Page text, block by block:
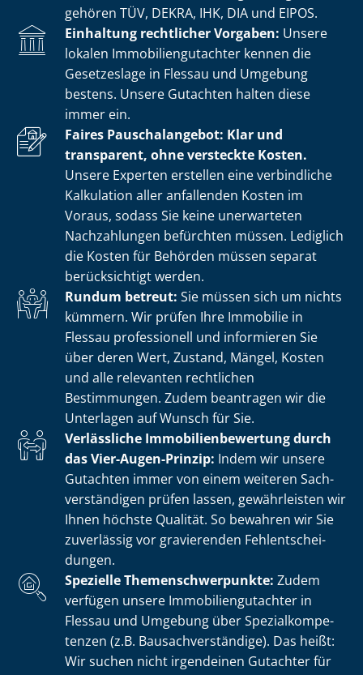
gehören TÜV, DEKRA, IHK, DIA und EIPOS.
Einhaltung rechtlicher Vorgaben: Unsere
lokalen Im­mo­bi­li­en­gut­ach­ter kennen die
Gesetzeslage in Flessau und Umgebung
bestens. Unsere Gutachten halten diese
immer ein.
Faires Pauschalangebot: Klar und
transparent, ohne versteckte Kosten.
Unsere Experten erstellen eine verbindliche
Kalkulation aller anfallenden Kosten im
Voraus, sodass Sie keine unerwarteten
Nachzahlungen befürchten müssen. Lediglich
die Kosten für Behörden müssen separat
berücksichtigt werden.
Rundum betreut: Sie müssen sich um nichts
kümmern. Wir prüfen Ihre Immobilie in
Flessau professionell und informieren Sie
über deren Wert, Zustand, Mängel, Kosten
und alle relevanten rechtlichen
Bestimmungen. Zudem beantragen wir die
Unterlagen auf Wunsch für Sie.
Verlässliche Im­mo­bi­li­en­be­wer­tung durch
das Vier-Augen-Prinzip: Indem wir unsere
Gutachten immer von einem weiteren Sach­
ver­stän­di­gen prüfen lassen, gewährleisten wir
Ihnen höchste Qualität. So bewahren wir Sie
zuverlässig vor gravierenden Fehl­ent­schei­
dun­gen.
Spezielle The­men­schwer­punk­te: Zudem
verfügen unsere Im­mo­bi­li­en­gut­ach­ter in
Flessau und Umgebung über Spe­zi­al­kom­pe­
ten­zen (z.B. Bau­sach­ver­stän­di­ge). Das heißt:
Wir suchen nicht irgendeinen Gutachter für